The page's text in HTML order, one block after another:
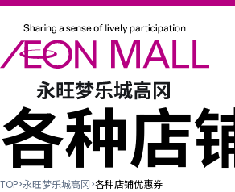
各种店
TOP>永旺梦乐城高冈>各种店铺优惠券